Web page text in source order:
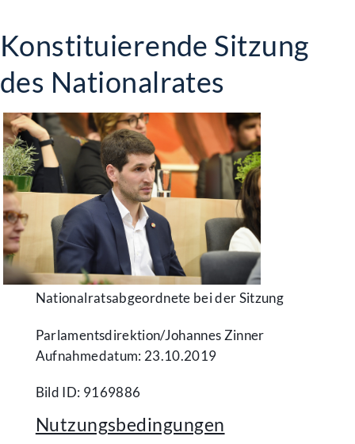
Konstituierende Sitzung
des Nationalrates
Nationalratsabgeordnete bei der Sitzung
Parlamentsdirektion/​Johannes Zinner
Aufnahmedatum: 23.10.2019
Bild ID: 9169886
Nutzungsbedingungen